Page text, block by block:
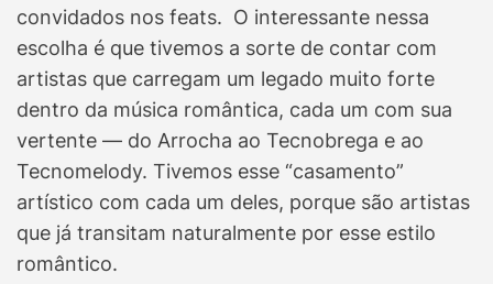
convidados nos feats. O interessante nessa
escolha é que tivemos a sorte de contar com
artistas que carregam um legado muito forte
dentro da música romântica, cada um com sua
vertente — do Arrocha ao Tecnobrega e ao
Tecnomelody. Tivemos esse “casamento”
artístico com cada um deles, porque são artistas
que já transitam naturalmente por esse estilo
romântico.